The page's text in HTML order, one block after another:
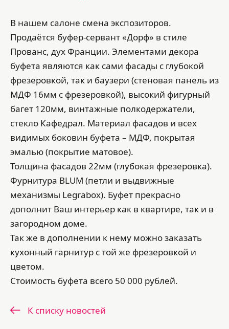
В нашем салоне смена экспозиторов.
Продаётся буфер-сервант «Дорф» в стиле
Прованс, дух Франции. Элементами декора
буфета являются как сами фасады с глубокой
фрезеровкой, так и баузери (стеновая панель из
МДФ 16мм с фрезеровкой), высокий фигурный
багет 120мм, винтажные полкодержатели,
стекло Кафедрал. Материал фасадов и всех
видимых боковин буфета – МДФ, покрытая
эмалью (покрытие матовое).
Толщина фасадов 22мм (глубокая фрезеровка).
Фурнитура BLUM (петли и выдвижные
механизмы Legrabox). Буфет прекрасно
дополнит Ваш интерьер как в квартире, так и в
загородном доме.
Так же в дополнении к нему можно заказать
кухонный гарнитур с той же фрезеровкой и
цветом.
Стоимость буфета всего 50 000 рублей.
К списку новостей